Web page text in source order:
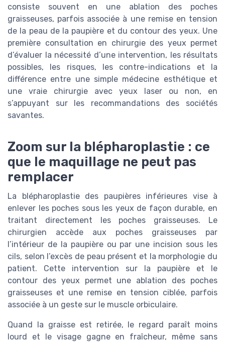
consiste souvent en une ablation des poches
graisseuses, parfois associée à une remise en tension
de la peau de la paupière et du contour des yeux. Une
première consultation en chirurgie des yeux permet
d’évaluer la nécessité d’une intervention, les résultats
possibles, les risques, les contre-indications et la
différence entre une simple médecine esthétique et
une vraie chirurgie avec yeux laser ou non, en
s’appuyant sur les recommandations des sociétés
savantes.
Zoom sur la blépharoplastie : ce
que le maquillage ne peut pas
remplacer
La blépharoplastie des paupières inférieures vise à
enlever les poches sous les yeux de façon durable, en
traitant directement les poches graisseuses. Le
chirurgien accède aux poches graisseuses par
l’intérieur de la paupière ou par une incision sous les
cils, selon l’excès de peau présent et la morphologie du
patient. Cette intervention sur la paupière et le
contour des yeux permet une ablation des poches
graisseuses et une remise en tension ciblée, parfois
associée à un geste sur le muscle orbiculaire.
Quand la graisse est retirée, le regard paraît moins
lourd et le visage gagne en fraîcheur, même sans